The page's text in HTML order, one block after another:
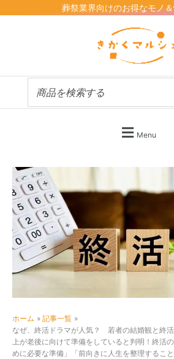
容
プ
葬祭業界向けのお得なモノ
Menu
ホーム
記事一覧
なぜ、終活ドラマが人気？ 若者の結婚観と終
上が老後に向けて準備をしていると判明！終活
めに必要な準備」「前向きに人生を整理するこ